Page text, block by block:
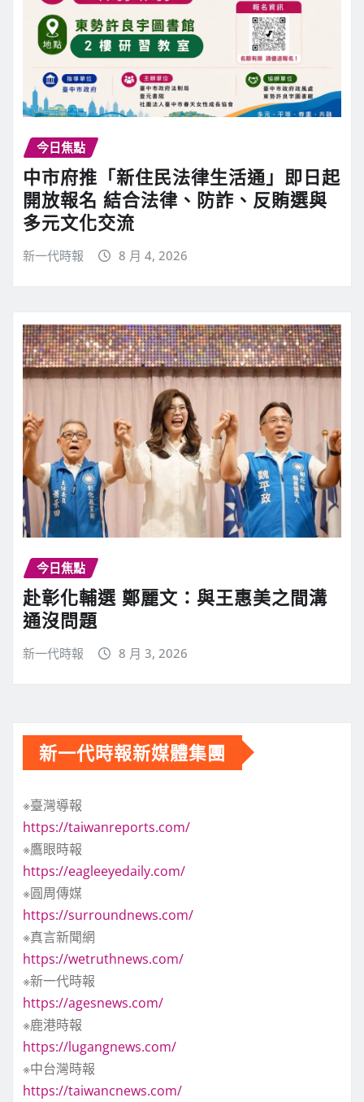
今日焦點
中市府推「新住民法律生活通」即日起
開放報名 結合法律、防詐、反賄選與
多元文化交流
新一代時報 8 月 4, 2026
今日焦點
赴彰化輔選 鄭麗文：與王惠美之間溝
通沒問題
新一代時報 8 月 3, 2026
新一代時報新媒體集團
※臺灣導報
https://taiwanreports.com/
※鷹眼時報
https://eagleeyedaily.com/
※圓周傳媒
https://surroundnews.com/
※真言新聞網
https://wetruthnews.com/
※新一代時報
https://agesnews.com/
※鹿港時報
https://lugangnews.com/
※中台灣時報
https://taiwancnews.com/